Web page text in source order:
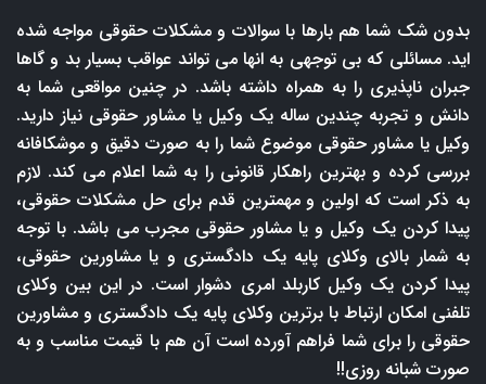
بدون شک شما هم بارها با سوالات و مشکلات حقوقی مواجه شده
اید. مسائلی که بی توجهی به انها می تواند عواقب بسیار بد و گاها
جبران ناپذیری را به همراه داشته باشد. در چنین مواقعی شما به
دانش و تجربه چندین ساله یک وکیل یا مشاور حقوقی نیاز دارید.
وکیل یا مشاور حقوقی موضوع شما را به صورت دقیق و موشکافانه
بررسی کرده و بهترین راهکار قانونی را به شما اعلام می کند. لازم
به ذکر است که اولین و مهمترین قدم برای حل مشکلات حقوقی،
پیدا کردن یک وکیل و یا مشاور حقوقی مجرب می باشد. با توجه
به شمار بالای وکلای پایه یک دادگستری و یا مشاورین حقوقی،
پیدا کردن یک وکیل کاربلد امری دشوار است. در این بین وکلای
تلفنی امکان ارتباط با برترین وکلای پایه یک دادگستری و مشاورین
حقوقی را برای شما فراهم آورده است آن هم با قیمت مناسب و به
صورت شبانه روزی!!